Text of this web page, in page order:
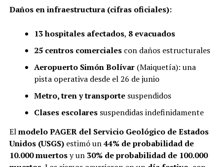
Daños en infraestructura (cifras oficiales):
13 hospitales afectados, 8 evacuados
25 centros comercialescon daños estructurales
Aeropuerto Simón Bolívar(Maiquetía): una
pista operativa desde el 26 de junio
Metro, tren y transportesuspendidos
Clases escolaressuspendidas indefinidamente
Elmodelo PAGER del Servicio Geológico de Estados
Unidos (USGS)estimó un44% de probabilidad de
10.000 muertosy un 30% de probabilidad de 100.000